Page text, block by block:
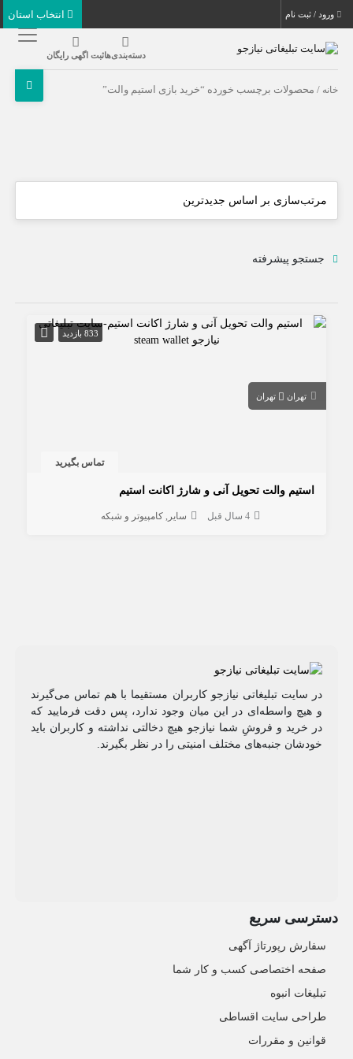
ورود / ثبت نام
دسته‌بندی‌هاثبت اگهی رایگان
خانه / محصولات برچسب خورده “خرید بازی استیم والت”
جستجو پیشرفته
833 بازدید
تهران تهران
تماس بگیرید
استیم والت تحویل آنی و شارژ اکانت استیم
4 سال قبل سایر کامپیوتر و شبکه
در سایت تبلیغاتی نیازجو کاربران مستقیما با هم تماس می‌گیرند
و هیچ واسطه‌ای در این میان وجود ندارد، پس دقت فرمایید که
در خرید و فروشِ شما نیازجو هیچ دخالتی نداشته و کاربران باید
خودشان جنبه‌های مختلف امنیتی را در نظر بگیرند.
دسترسی سریع
سفارش رپورتاژ آگهی
صفحه اختصاصی کسب و کار شما
تبلیغات انبوه
طراحی سایت اقساطی
قوانین و مقررات